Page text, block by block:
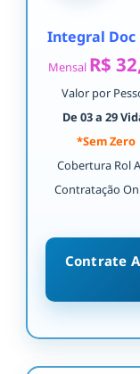
Integral Doc
Mensal R$
Valor por
De 03 a 29
*Sem Zero
Cobertura Rol
Contratação
Contrate